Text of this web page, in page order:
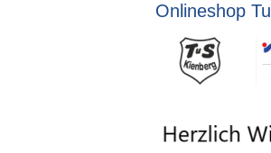
Onlineshop